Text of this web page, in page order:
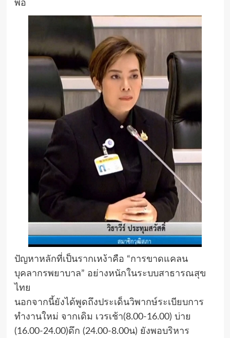
พอ
​ปัญหาหลักที่เป็นรากเหง้าคือ “การขาดแคลน
บุคลากรพยาบาล” อย่างหนักในระบบสาธารณสุข
ไทย
​นอกจากนี้ยังได้พูดถึงประเด็นวิพากษ์ระเบียบการ
ทำงานใหม่ จากเดิม​ เวร​เช้า​(8.00-16.00) บ่าย​
(16.00-24.00)ดึก​ (24.00-8.00น) ยังพอบริหาร